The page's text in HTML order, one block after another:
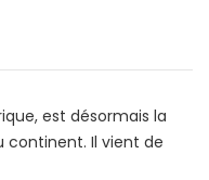
est désormais la
continent. Il vient de